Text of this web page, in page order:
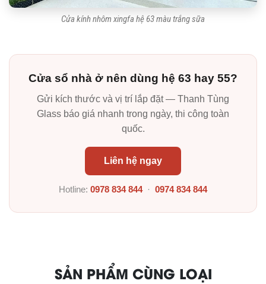
Cửa kính nhôm xingfa hệ 63 màu trắng sữa
Cửa sổ nhà ở nên dùng hệ 63 hay 55?
Gửi kích thước và vị trí lắp đặt — Thanh Tùng
Glass báo giá nhanh trong ngày, thi công toàn
quốc.
Liên hệ ngay
Hotline: 0978 834 844· 0974 834 844
SẢN PHẨM CÙNG LOẠI